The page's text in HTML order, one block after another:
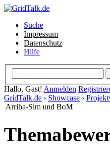
Suche
Impressum
Datenschutz
Hilfe
Hallo, Gast! Anmelden
GridTalk.de › Showcase ›
Arriba-Sim und BoM